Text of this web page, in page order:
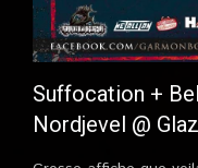
Suffocation +
Nordjevel @